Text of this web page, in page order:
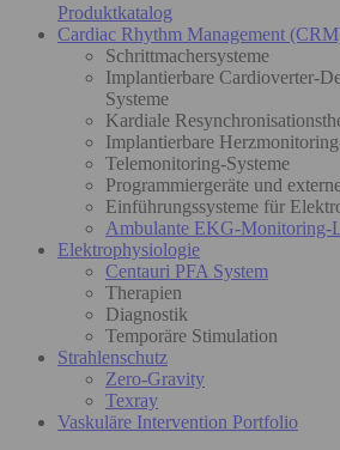
Produktkatalog
Cardiac Rhythm Management
Schrittmachersysteme
Implantierbare Cardioverter-
Systeme
Kardiale
Implantierbare
Telemonitoring-Systeme
Programmiergeräte und
Einführungssysteme für
Ambulante EKG-Monitoring-
Elektrophysiologie
Centauri PFA System
Therapien
Diagnostik
Temporäre Stimulation
Strahlenschutz
Zero-Gravity
Texray
Vaskuläre Intervention Portfolio